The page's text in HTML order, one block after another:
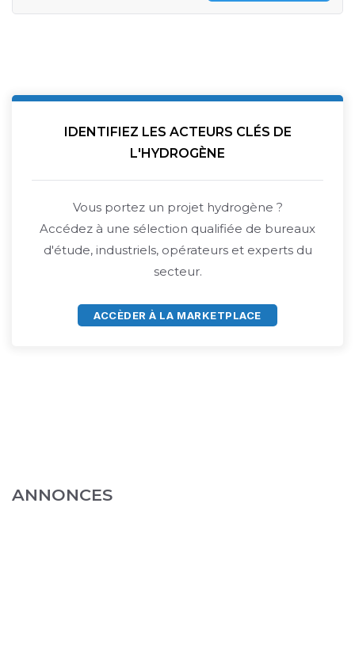
IDENTIFIEZ LES ACTEURS CLÉS DE
L'HYDROGÈNE
Vous portez un projet hydrogène ?
Accédez à une sélection qualifiée de bureaux
d'étude, industriels, opérateurs et experts du
secteur.
ACCÈDER À LA MARKETPLACE
ANNONCES